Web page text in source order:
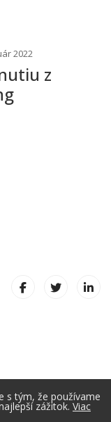
2022
z
s tým, že používame
zážitok. Viac